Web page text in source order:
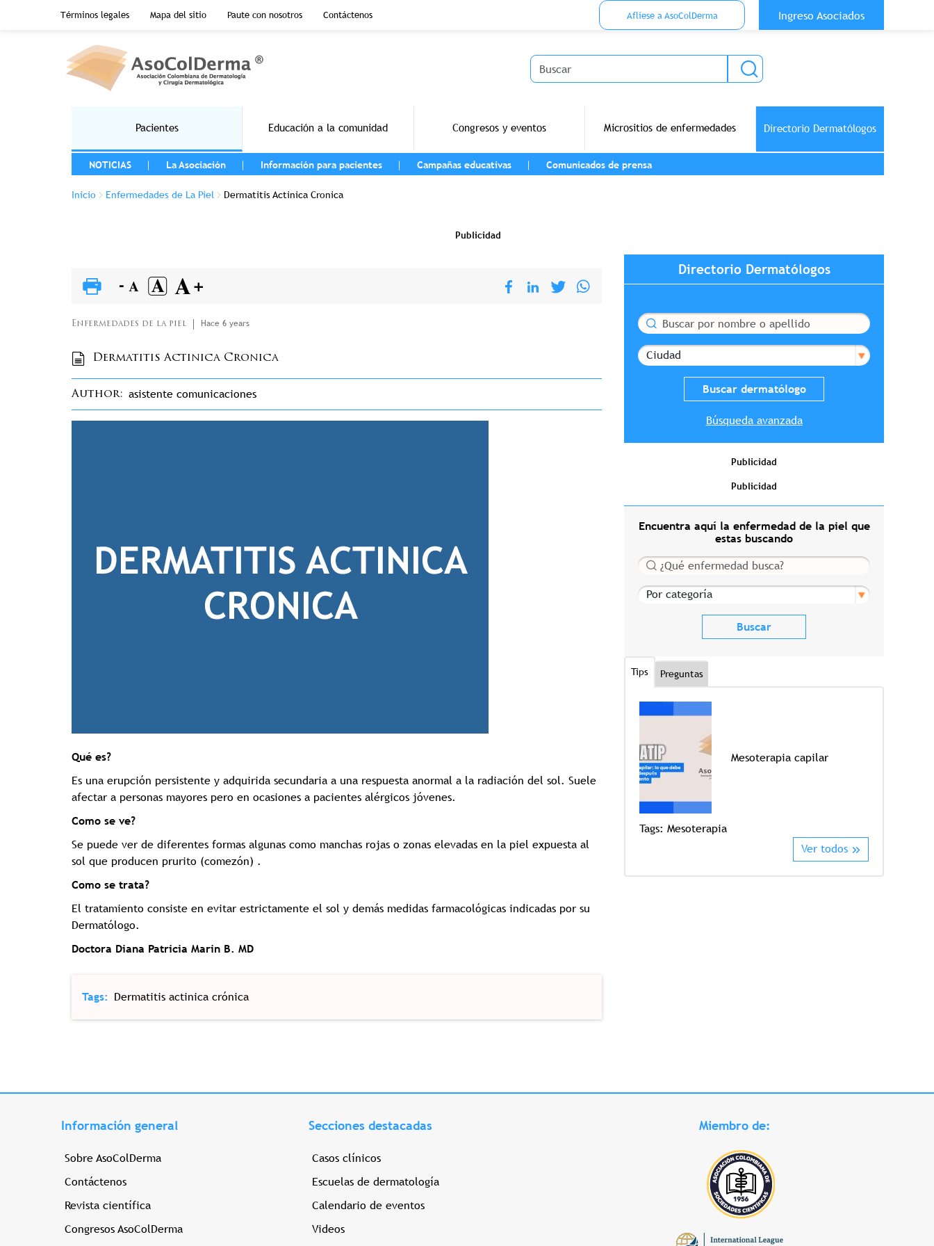
Pasar al contenido principal
Términos legales
Mapa del sitio Paute con nosotros Contáctenos
Menu Top Anónimo
Aflíese a AsoColDerma
Ingreso Asociados
Buscar
Pacientes Educación a la comunidad Congresos y eventos Micrositios de enfermedades Directorio Dermatólogos
MENU LEFT
NOTICIAS
La Asociación Información para pacientes Campañas educativas Comunicados de prensa
Sobrescribir enlaces de ayuda a la navegación
Inicio Enfermedades de La Piel Dermatitis Actinica Cronica
Publicidad
Enfermedades de la piel Hace 6 years
Dermatitis Actinica Cronica
Author asistente comunicaciones
Qué es?
Es una erupción persistente y adquirida secundaria a una respuesta anormal a la radiación del sol. Suele
afectar a personas mayores pero en ocasiones a pacientes alérgicos jóvenes.
Como se ve?
Se puede ver de diferentes formas algunas como manchas rojas o zonas elevadas en la piel expuesta al
sol que producen prurito (comezón) .
Como se trata?
El tratamiento consiste en evitar estrictamente el sol y demás medidas farmacológicas indicadas por su
Dermatólogo.
Doctora Diana Patricia Marin B. MD
Tags Dermatitis actinica crónica
Directorio Dermatólogos
Buscar
Ciudad
Búsqueda avanzada
Publicidad
Publicidad
Encuentra aquí la enfermedad de la piel que
estas buscando
Buscar
Por categoría
Tips Preguntas
Mesoterapia capilar
Tags:Mesoterapia
Ver todos
Información general
Sobre AsoColDerma
Contáctenos
Revista científica
Congresos AsoColDerma
Secciones destacadas
Casos clínicos
Escuelas de dermatología
Calendario de eventos
Videos
Miembro de: